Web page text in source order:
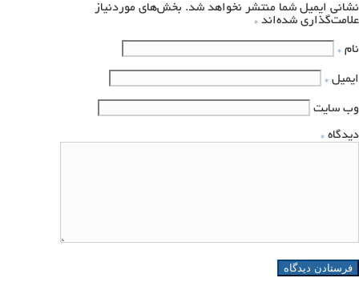
نشانی ایمیل شما منتشر نخواهد شد. بخش‌های موردنیاز
علامت‌گذاری شده‌اند *
نام *
ایمیل *
وب‌ سایت
دیدگاه *